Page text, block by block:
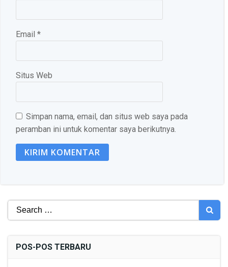
Email *
Situs Web
Simpan nama, email, dan situs web saya pada
peramban ini untuk komentar saya berikutnya.
Search
POS-POS TERBARU